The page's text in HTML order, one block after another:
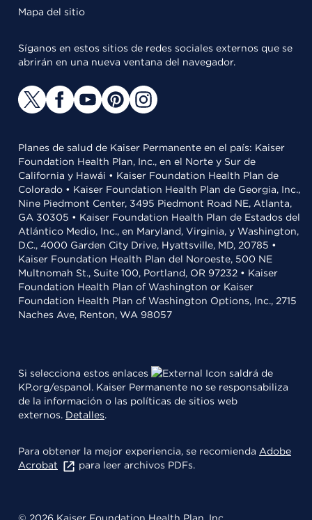
Mapa del sitio
Síganos en estos sitios de redes sociales externos que se
abrirán en una nueva ventana del navegador.
Planes de salud de Kaiser Permanente en el país: Kaiser
Foundation Health Plan, Inc., en el Norte y Sur de
California y Hawái • Kaiser Foundation Health Plan de
Colorado • Kaiser Foundation Health Plan de Georgia, Inc.,
Nine Piedmont Center, 3495 Piedmont Road NE, Atlanta,
GA 30305 • Kaiser Foundation Health Plan de Estados del
Atlántico Medio, Inc., en Maryland, Virginia, y Washington,
D.C., 4000 Garden City Drive, Hyattsville, MD, 20785 •
Kaiser Foundation Health Plan del Noroeste, 500 NE
Multnomah St., Suite 100, Portland, OR 97232 • Kaiser
Foundation Health Plan of Washington or Kaiser
Foundation Health Plan of Washington Options, Inc., 2715
Naches Ave, Renton, WA 98057
Si selecciona estos enlaces
saldrá de
KP.org/espanol. Kaiser Permanente no se responsabiliza
de la información o las políticas de sitios web
externos. Detalles.
Para obtener la mejor experiencia, se recomienda Adobe
Acrobat
para leer archivos PDFs.